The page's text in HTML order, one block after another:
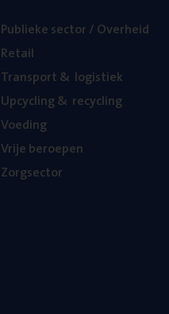
Publie­ke sec­tor / Overheid
Retail
Trans­port& logistiek
Upcy­cling& recycling
Voe­ding
Vrije beroe­pen
Zorg­sec­tor